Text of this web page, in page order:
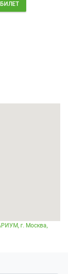
г. Москва,